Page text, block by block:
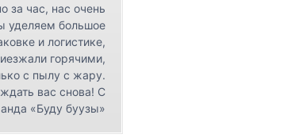
за час, нас очень
уделяем большое
и логистике,
горячими,
с пылу с жару.
вас снова! С
«Буду буузы»